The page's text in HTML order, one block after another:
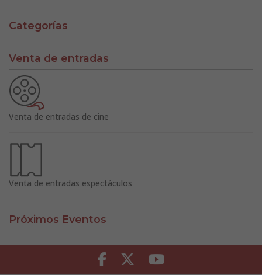
Categorías
Venta de entradas
Venta de entradas de cine
Venta de entradas espectáculos
Próximos Eventos
Facebook Twitter Youtube